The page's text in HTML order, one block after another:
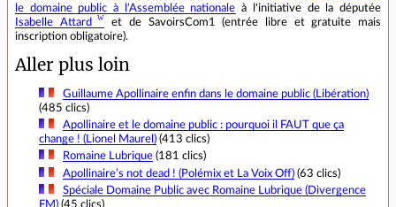
le domaine public à l'Assemblée nationale à l'initiative de la députée
Isabelle Attard
et de SavoirsCom1 (entrée libre et gratuite mais
inscription obligatoire).
Aller plus loin
Guillaume Apollinaire enfin dans le domaine public (Libération)
(485 clics)
Apollinaire et le domaine public : pourquoi il FAUT que ça
change ! (Lionel Maurel)(413 clics)
Romaine Lubrique(181 clics)
Apollinaire’s not dead ! (Polémix et La Voix Off)(63 clics)
Spéciale Domaine Public avec Romaine Lubrique (Divergence
FM)(45 clics)